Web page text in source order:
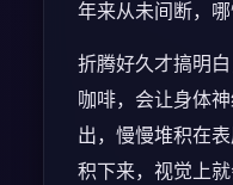
年来从未间断，
折腾好久才搞明
咖啡，会让身体
出，慢慢堆积在
积下来，视觉上